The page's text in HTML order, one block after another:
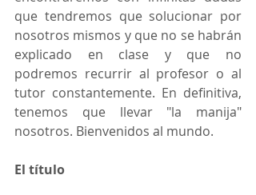
que tendremos que solucionar por
nosotros mismos y que no se habrán
explicado en clase y que no
podremos recurrir al profesor o al
tutor constantemente. En definitiva,
tenemos que llevar "la manija"
nosotros. Bienvenidos al mundo.
El título